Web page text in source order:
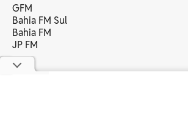
GFM
Bahia FM Sul
Bahia FM
JP FM